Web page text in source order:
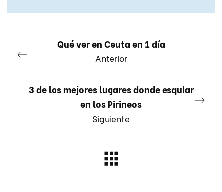
Qué ver en Ceuta en 1 día
Anterior
3 de los mejores lugares donde esquiar
en los Pirineos
Siguiente